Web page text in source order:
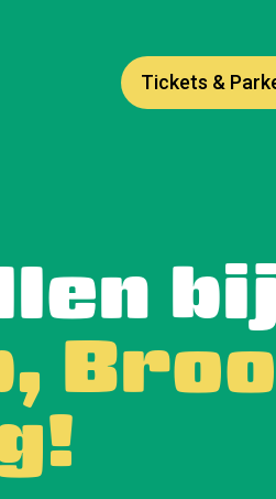
Tickets &